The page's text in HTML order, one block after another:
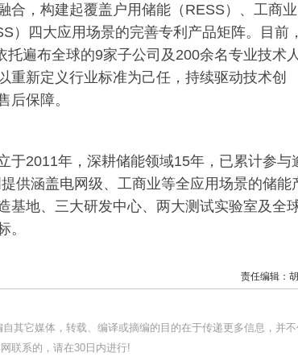
合，构建起覆盖户用储能（RESS）、工商业
）四大应用场景的完善专利产品矩阵。目前，
遍布全球的9家子公司及200余名专业技术人
重新定义行业标准为己任，持续驱动技术创
后保障。
于2011年，深耕储能领域15年，已累计参与
供涵盖电网级、工商业等全应用场景的储能
基地、三大研发中心、两大测试实验室及全
。
责任编辑：
其它媒体，转载、编译或摘编的目的在于传递更多信息，并
联系的，请在30日内进行!